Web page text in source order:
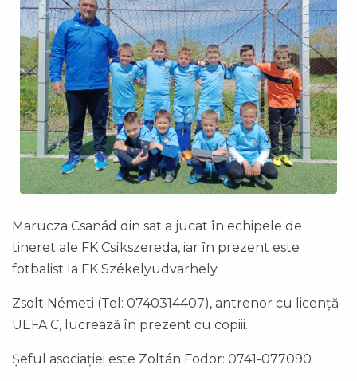
Marucza Csanád din sat a jucat în echipele de
tineret ale FK Csíkszereda, iar în prezent este
fotbalist la FK Székelyudvarhely.
Zsolt Németi (Tel: 0740314407), antrenor cu licență
UEFA C, lucrează în prezent cu copiii.
Șeful asociației este Zoltán Fodor: 0741-077090